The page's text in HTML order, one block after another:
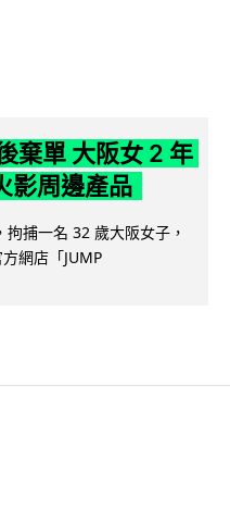
棄單 大阪女 2 年
影周邊產品
捕一名 32 歲大阪女子，
網店「JUMP